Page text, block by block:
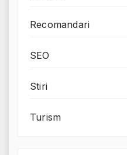
Recomandari
SEO
Stiri
Turism